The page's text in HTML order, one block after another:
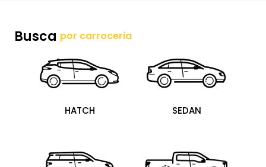
Busca por carroceria
HATCH SEDAN